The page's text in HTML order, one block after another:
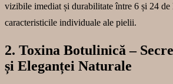
vizibile imediat și durabilitate între 6 și 24
caracteristicile individuale ale pielii.
2. Toxina Botulinică –
și Eleganței Naturale